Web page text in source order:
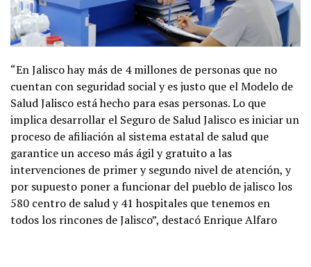
“En Jalisco hay más de 4 millones de personas que no
cuentan con seguridad social y es justo que el Modelo de
Salud Jalisco está hecho para esas personas. Lo que
implica desarrollar el Seguro de Salud Jalisco es iniciar un
proceso de afiliación al sistema estatal de salud que
garantice un acceso más ágil y gratuito a las
intervenciones de primer y segundo nivel de atención, y
por supuesto poner a funcionar del pueblo de jalisco los
580 centro de salud y 41 hospitales que tenemos en
todos los rincones de Jalisco”, destacó Enrique Alfaro